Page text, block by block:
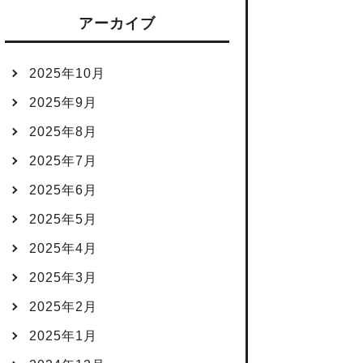
アーカイブ
2025年10月
2025年9月
2025年8月
2025年7月
2025年6月
2025年5月
2025年4月
2025年3月
2025年2月
2025年1月